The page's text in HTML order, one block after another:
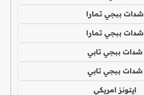
شدات ببجي تمارا
شدات ببجي تمارا
شدات ببجي تابي
شدات ببجي تابي
ايتونز امريكي